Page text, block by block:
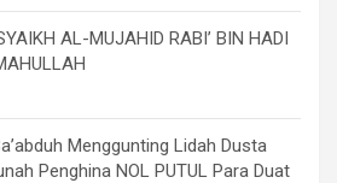
AL-MUJAHID RABI’ BIN HADI
Menggunting Lidah Dusta
Penghina NOL PUTUL Para Duat